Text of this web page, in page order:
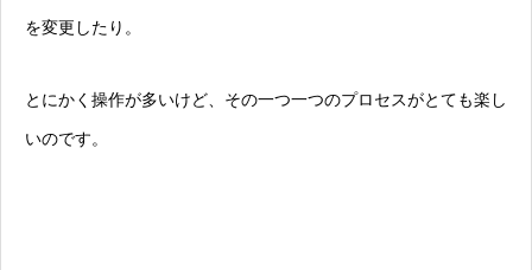
を変更したり。
とにかく操作が多いけど、その一つ一つのプロセスがとても楽し
いのです。